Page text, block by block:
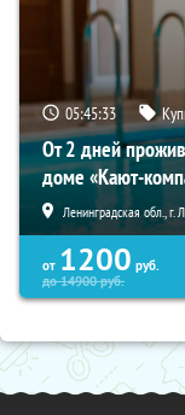
05:45:31
От 2 дней
доме «Кают-
Ленинградская обл., г.
от 1200 руб.
до14900руб.